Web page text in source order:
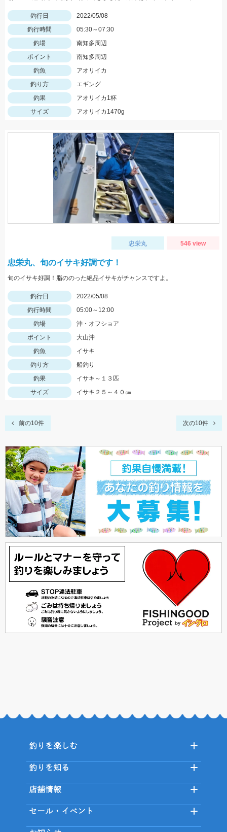
釣行日
2022/05/08
釣行時間
05:30～07:30
釣場
南知多周辺
ポイント
南知多周辺
釣魚
アオリイカ
釣り方
エギング
釣果
アオリイカ1杯
サイズ
アオリイカ1470g
忠栄丸 546 view
忠栄丸、旬のイサキ好調です！
旬のイサキ好調！脂ののった絶品イサキがチャンスですよ。
釣行日
2022/05/08
釣行時間
05:00～12:00
釣場
沖・オフショア
ポイント
大山沖
釣魚
イサキ
釣り方
船釣り
釣果
イサキ～１３匹
サイズ
イサキ２５～４０㎝
前の10件 次の10件
釣りを楽しむ
釣りを知る
店舗情報
セール・イベント